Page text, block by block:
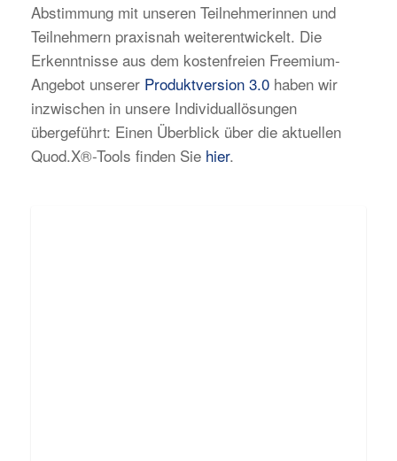
Abstimmung mit unseren Teilnehmerinnen und
Teilnehmern praxisnah weiterentwickelt. Die
Erkenntnisse aus dem kostenfreien Freemium-
Angebot unserer Produktversion 3.0 haben wir
inzwischen in unsere Individuallösungen
übergeführt: Einen Überblick über die aktuellen
Quod.X®-Tools finden Sie hier.